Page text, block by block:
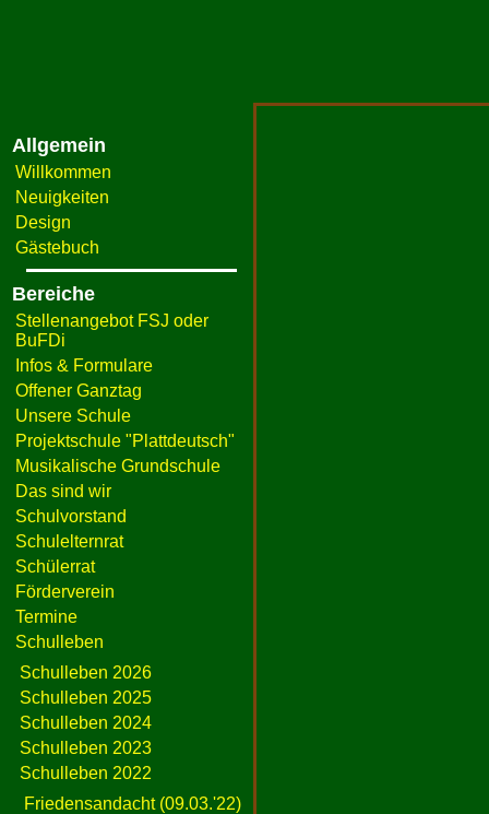
Allgemein
Willkommen
Neuigkeiten
Design
Gästebuch
Bereiche
Stellenangebot FSJ oder
BuFDi
Infos & Formulare
Offener Ganztag
Unsere Schule
Projektschule "Plattdeutsch"
Musikalische Grundschule
Das sind wir
Schulvorstand
Schulelternrat
Schülerrat
Förderverein
Termine
Schulleben
Schulleben 2026
Schulleben 2025
Schulleben 2024
Schulleben 2023
Schulleben 2022
Friedensandacht (09.03.'22)